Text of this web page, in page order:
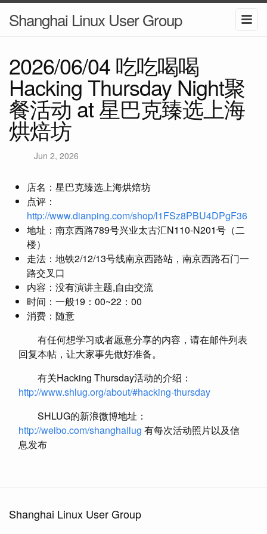
Shanghai Linux User Group
2026/06/04 吃吃喝喝
Hacking Thursday Night聚
餐活动 at 星巴克臻选上海
烘焙坊
Jun 2, 2026
店名：星巴克臻选上海烘焙坊
点评：
http://www.dianping.com/shop/l1FSz8PBU4DPgF36
地址：南京西路789号兴业太古汇N110-N201号（二
楼）
走法：地铁2/12/13号线南京西路站，南京西路石门一
路交叉口
内容：没有演讲主题,自由交流
时间：一般19：00~22：00
消费：随意
有任何想学习或者愿意分享的内容，请在邮件列表
回复本帖，让大家事先做好准备。
有关Hacking Thursday活动的介绍：
http://www.shlug.org/about/#hacking-thursday
SHLUG的新浪微博地址：
http://weibo.com/shanghailug 有每次活动照片以及信
息发布
Shanghai Linux User Group